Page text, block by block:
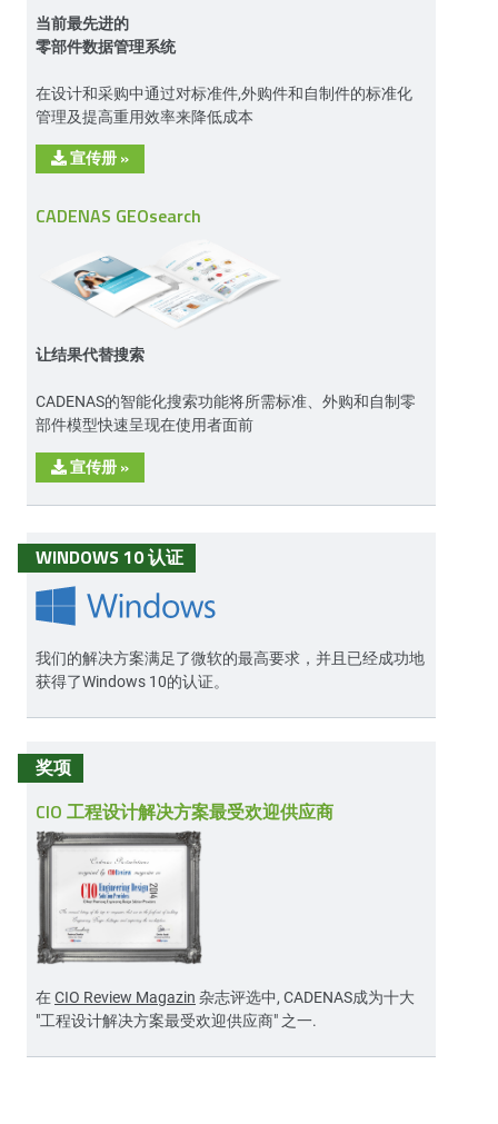
当前最先进的
零部件数据管理系统
在设计和采购中通过对标准件,外购件和自制件的标准化
管理及提高重用效率来降低成本
宣传册 »
CADENAS GEOsearch
让结果代替搜索
CADENAS的智能化搜索功能将所需标准、外购和自制零
部件模型快速呈现在使用者面前
宣传册 »
WINDOWS 10 认证
我们的解决方案满足了微软的最高要求，并且已经成功地
获得了Windows 10的认证。
奖项
CIO 工程设计解决方案最受欢迎供应商
在CIO Review Magazin 杂志评选中, CADENAS成为十大
"工程设计解决方案最受欢迎供应商" 之一.